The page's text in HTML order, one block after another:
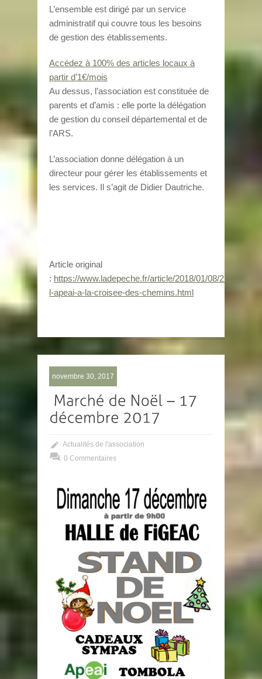
L’ensemble est dirigé par un service
administratif qui couvre tous les besoins
de gestion des établissements.
Accédez à 100% des articles locaux à
partir d’1€/mois
Au dessus, l’association est constituée de
parents et d’amis : elle porte la délégation
de gestion du conseil départemental et de
l’ARS.
L’association donne délégation à un
directeur pour gérer les établissements et
les services. Il s’agit de Didier Dautriche.
Article original
: https://www.ladepeche.fr/article/2018/01/08/2717304-
l-apeai-a-la-croisee-des-chemins.html
novembre 30, 2017
Actualités de l'association
0 Commentaires